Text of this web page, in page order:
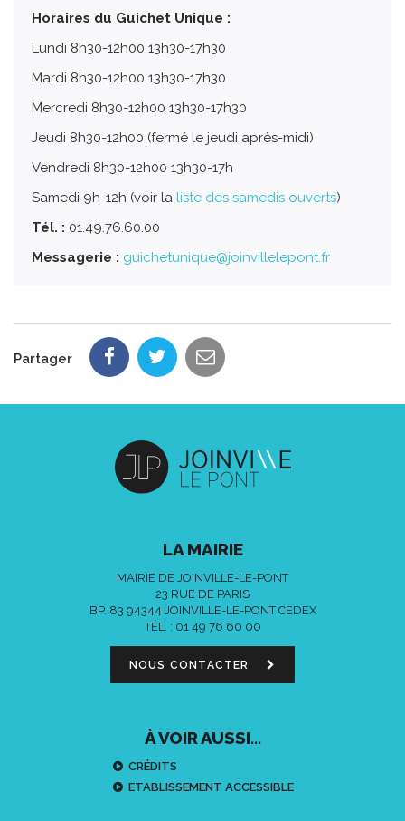
Horaires du Guichet Unique :
Lundi 8h30-12h00 13h30-17h30
Mardi 8h30-12h00 13h30-17h30
Mercredi 8h30-12h00 13h30-17h30
Jeudi 8h30-12h00 (fermé le jeudi après-midi)
Vendredi 8h30-12h00 13h30-17h
Samedi 9h-12h (voir la liste des samedis ouverts)
Tél. : 01.49.76.60.00
Messagerie : guichetunique@joinvillelepont.fr
Partager
LA MAIRIE
MAIRIE DE JOINVILLE-LE-PONT
23 RUE DE PARIS
BP. 83 94344 JOINVILLE-LE-PONT CEDEX
TÉL. : 01 49 76 60 00
NOUS CONTACTER
À VOIR AUSSI...
CRÉDITS
ETABLISSEMENT ACCESSIBLE